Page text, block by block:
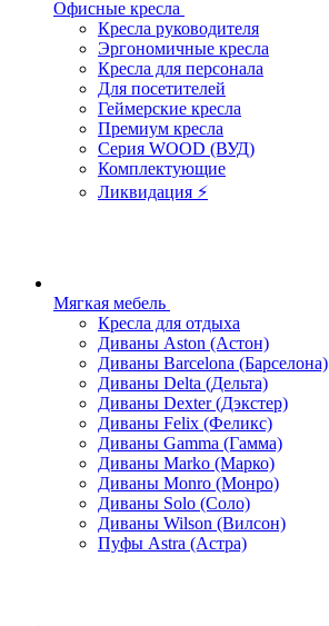
Офисные кресла
Кресла руководителя
Эргономичные кресла
Кресла для персонала
Для посетителей
Геймерские кресла
Премиум кресла
Серия WOOD (ВУД)
Комплектующие
Ликвидация ⚡
Мягкая мебель
Кресла для отдыха
Диваны Aston (Астон)
Диваны Barcelona (Барселона)
Диваны Delta (Дельта)
Диваны Dexter (Дэкстер)
Диваны Felix (Феликс)
Диваны Gamma (Гамма)
Диваны Marko (Марко)
Диваны Monro (Монро)
Диваны Solo (Соло)
Диваны Wilson (Вилсон)
Пуфы Astra (Астра)